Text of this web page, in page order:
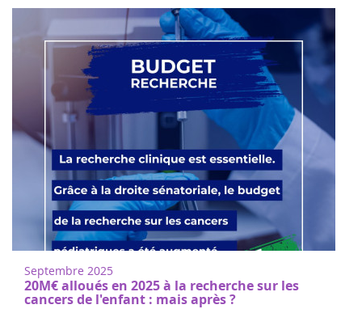
Septembre 2025
20M€ alloués en 2025 à la recherche sur les
cancers de l'enfant : mais après ?